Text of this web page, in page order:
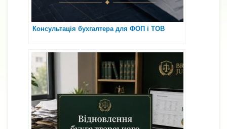
Консультація бухгалтера для ФОП і ТОВ